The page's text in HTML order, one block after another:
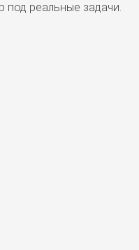
под реальные задачи.